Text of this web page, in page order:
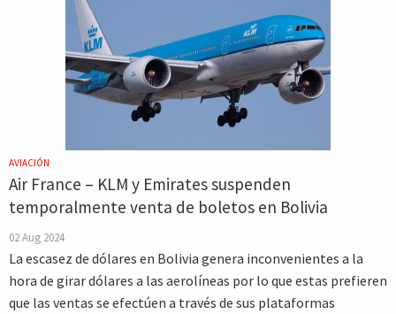
AVIACIÓN
Air France – KLM y Emirates suspenden
temporalmente venta de boletos en Bolivia
02 Aug 2024
La escasez de dólares en Bolivia genera inconvenientes a la
hora de girar dólares a las aerolíneas por lo que estas prefieren
que las ventas se efectúen a través de sus plataformas